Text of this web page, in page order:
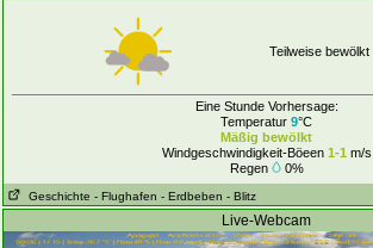
Teilweise bewölkt
Eine Stunde Vorhersage:
Temperatur9°C
Mäßig bewölkt
Windgeschwindigkeit-Böeen 1-1 m/s
Regen
0%
Geschichte - Flughafen - Erdbeben - Blitz
Live-Webcam